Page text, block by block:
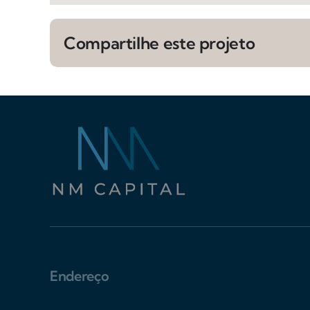
Compartilhe este projeto
Endereço